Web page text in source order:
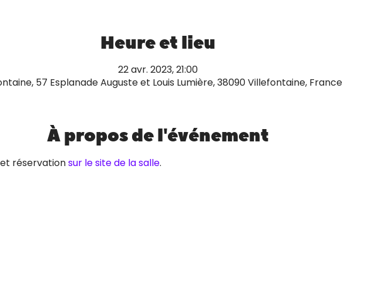
Heure et lieu
22 avr. 2023, 21:00
57 Esplanade Auguste et Louis Lumière, 38090 Villefontaine, France
À propos de l'événement
réservation sur le site de la salle.